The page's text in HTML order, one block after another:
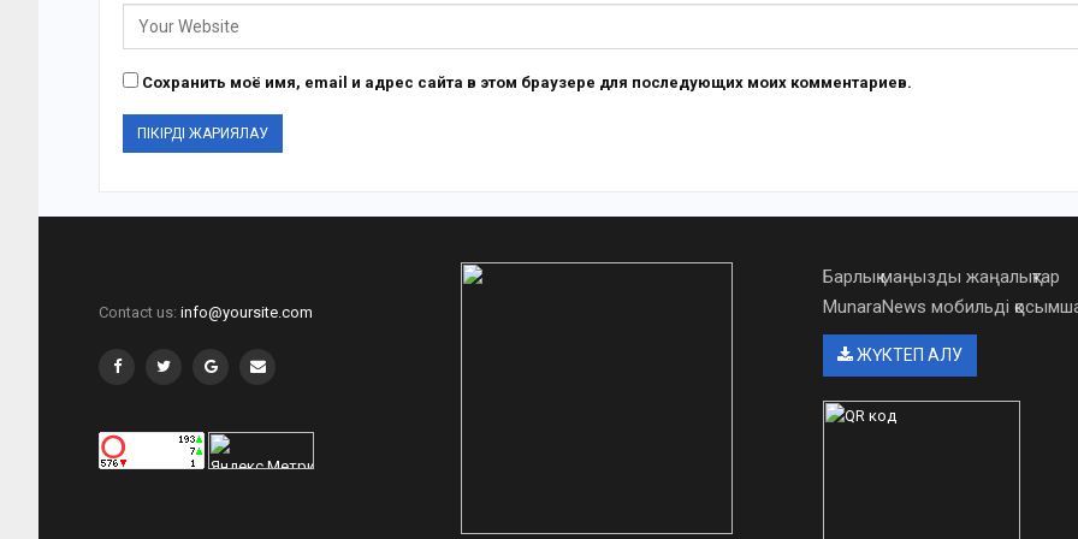
Сохранить моё имя, email и адрес сайта в этом браузере для последующих моих комментариев.
Contact us: info@yoursite.com
Барлық маңызды жаңалықтар
MunaraNews мобильді
ЖҮКТЕП АЛУ